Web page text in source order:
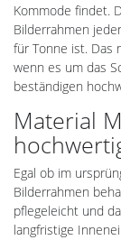
Kommode findet.
Bilderrahmen
für Tonne ist. Das
wenn es um das
beständigen
Material
Egal ob im
Bilderrahmen
pflegeleicht und
langfristige